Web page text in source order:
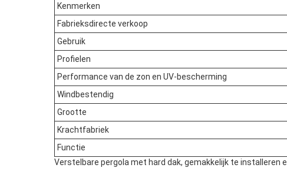
Kenmerken
Fabrieksdirecte verkoop
Gebruik
Profielen
Performance van de zon en UV-bescherming
Windbestendig
Grootte
Krachtfabriek
Functie
Verstelbare pergola met hard dak, gemakkelijk te installeren